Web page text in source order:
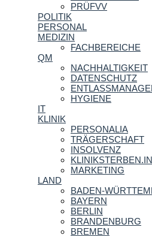
PRÜFVV
POLITIK
PERSONAL
MEDIZIN
FACHBEREICHE
QM
NACHHALTIGKEIT
DATENSCHUTZ
HYGIENE
IT
KLINIK
PERSONALIA
TRÄGERSCHAFT
INSOLVENZ
MARKETING
LAND
BADEN-
BAYERN
BERLIN
BRANDENBURG
BREMEN